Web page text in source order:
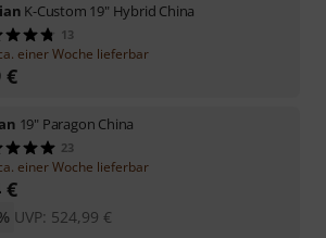
K-Custom 19" Hybrid China
13
einer Woche lieferbar
€
19" Paragon China
23
einer Woche lieferbar
€
UVP: 524,99 €